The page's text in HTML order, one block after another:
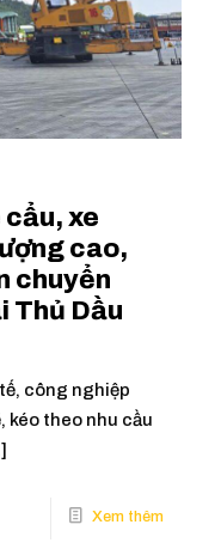
cẩu, xe
cao,
chuyển
Thủ Dầu
công nghiệp
kéo theo nhu cầu